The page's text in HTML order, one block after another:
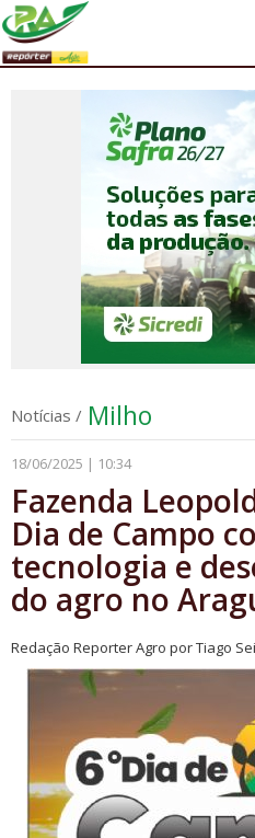
Notícias / Milho
18/06/2025 | 10:34
Fazenda
Dia de Campo
tecnologia e
do agro no
Redação Reporter Agro por Tiago